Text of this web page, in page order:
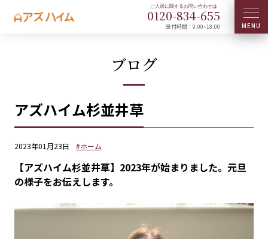
0120-834-655
受付時間：9:00~18:00
ブログ
アズハイム杉並井草
2023年01月23日 #ホーム
【アズハイム杉並井草】2023年が始まりました。元旦
の様子をお伝えします。